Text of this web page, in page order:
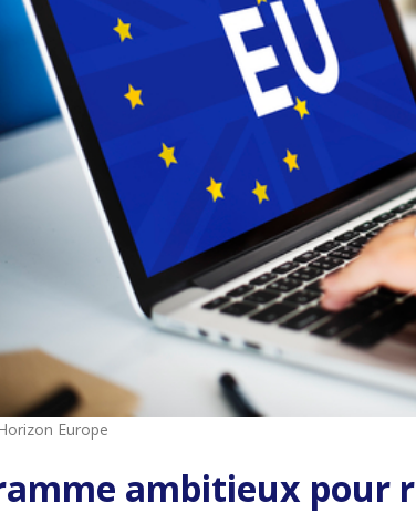
Europe
ambitieux pour